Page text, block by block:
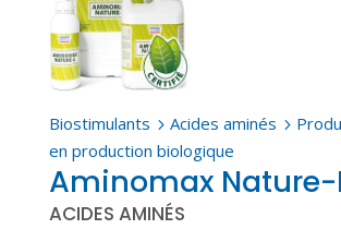
Biostimulants 5 Acides aminés 5
en production biologique
Aminomax Nature-
ACIDES AMINÉS